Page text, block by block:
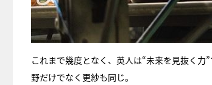
これまで幾度となく、英人は“未来を見抜く
野だけでなく更紗も同じ。